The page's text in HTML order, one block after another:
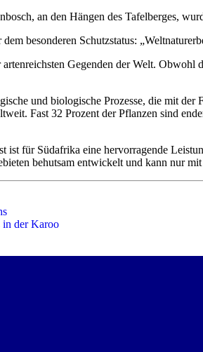
an den Hängen des Tafelberges,
besonderen Schutzstatus:
Gegenden der Welt.
und biologische Prozesse, die mit
Fast 32 Prozent der Pflanzen sind
für Südafrika eine hervorragende
behutsam entwickelt und kann nur
in der Karoo